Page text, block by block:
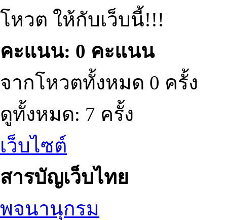
โหวต ให้กับเว็บนี้!!!
คะแนน: 0 คะแนน
จากโหวตทั้งหมด 0 ครั้ง
ดูทั้งหมด: 7 ครั้ง
เว็บไซต์
สารบัญเว็บไทย
พจนานุกรม